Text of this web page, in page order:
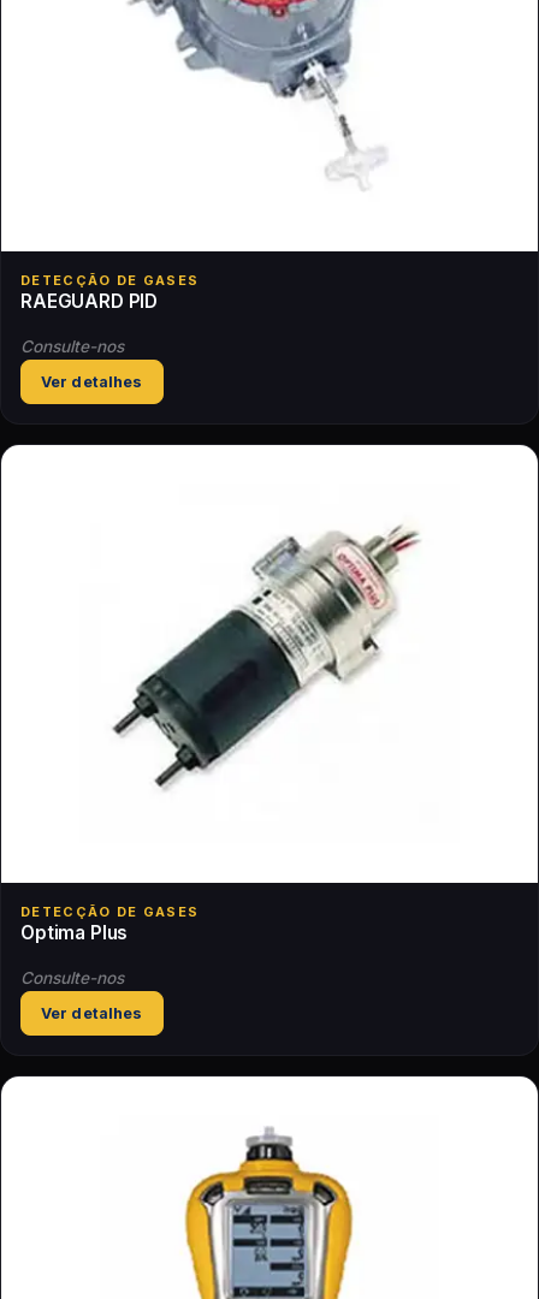
DETECÇÃO DE GASES
RAEGUARD PID
Consulte-nos
Ver detalhes
DETECÇÃO DE GASES
Optima Plus
Consulte-nos
Ver detalhes